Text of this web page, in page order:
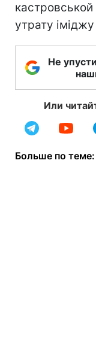
утрату
Не
Или
Больше по теме: